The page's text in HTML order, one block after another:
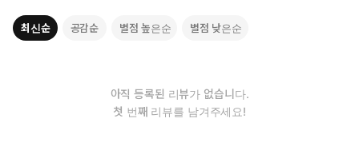
최신순 공감순 별점 높은순 별점 낮은순
아직 등록된 리뷰가 없습니다.
첫 번째 리뷰를 남겨주세요!